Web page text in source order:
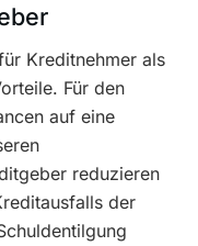
Kreditnehmer als
Für den
auf eine
reduzieren
der